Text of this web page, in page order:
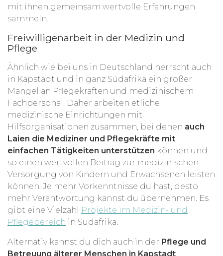
mit ihnen gemeinsam wertvolle Erfahrungen
sammeln.
Freiwilligenarbeit in der Medizin und
Pflege
Ähnlich wie bei uns in Deutschland herrscht auch
in Kapstadt und in ganz Südafrika ein großer
Mangel an Pflegekräften und medizinischem
Fachpersonal. Daher arbeiten etliche
medizinische Einrichtungen mit
Hilfsorganisationen zusammen, bei denen auch
Laien die Mediziner und Pflegekräfte mit
einfachen Tätigkeiten unterstützen können und
so einen wertvollen Beitrag zur medizinischen
Versorgung von Kindern und Erwachsenen leisten
können. Je mehr Vorkenntnisse du hast, desto
mehr Verantwortung kannst du übernehmen. Es
gibt eine Vielzahl
Projekte im Medizin- und
Pflegebereich in Südafrika.
Alternativ kannst du dich auch in der Pflege und
Betreuung älterer Menschen in Kapstadt